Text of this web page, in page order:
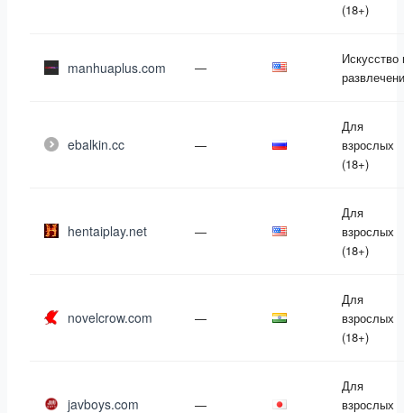
(18+)
manhuaplus.com —
Искусство
ebalkin.cc —
Для
взрослых
(18+)
hentaiplay.net —
Для
взрослых
(18+)
novelcrow.com —
Для
взрослых
(18+)
javboys.com —
Для
взрослых